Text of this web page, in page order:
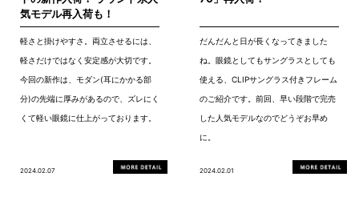
気モデル再入荷も！
軽さと掛けやすさ。両立させるには、
軽さだけではなく安定感が大切です。
今回の新作は、モダン(耳にかかる部
分)の先端に厚みがあるので、ズレにく
くて軽い眼鏡に仕上がっております。
2024.02.07
だんだんと日が長くなってきました
ね。眼鏡としてもサングラスとしても
使える、CLIPサングラス付きフレーム
のご紹介です。前回、早い段階で完売
した人気モデルなのでどうぞお早め
に。
2024.02.01